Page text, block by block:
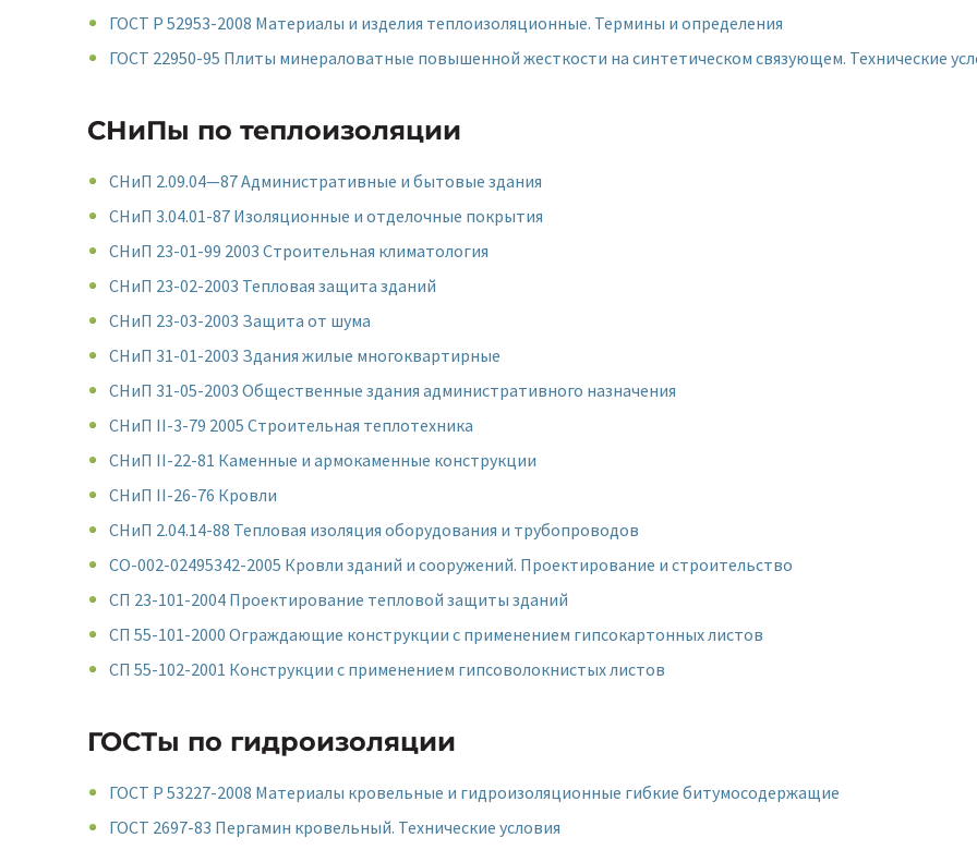
ГОСТ Р 52953-2008 Материалы и изделия теплоизоляционные. Термины и определения
ГОСТ 22950-95 Плиты минераловатные повышенной жесткости на синтетическом связующем. Технические
СНиПы по теплоизоляции
СНиП 2.09.04—87 Административные и бытовые здания
СНиП 3.04.01-87 Изоляционные и отделочные покрытия
СНиП 23-01-99 2003 Строительная климатология
СНиП 23-02-2003 Тепловая защита зданий
СНиП 23-03-2003 Защита от шума
СНиП 31-01-2003 Здания жилые многоквартирные
СНиП 31-05-2003 Общественные здания административного назначения
СНиП II-3-79 2005 Строительная теплотехника
СНиП II-22-81 Каменные и армокаменные конструкции
СНиП II-26-76 Кровли
СНиП 2.04.14-88 Тепловая изоляция оборудования и трубопроводов
СО-002-02495342-2005 Кровли зданий и сооружений. Проектирование и строительство
СП 23-101-2004 Проектирование тепловой защиты зданий
СП 55-101-2000 Ограждающие конструкции с применением гипсокартонных листов
СП 55-102-2001 Конструкции с применением гипсоволокнистых листов
ГОСТы по гидроизоляции
ГОСТ Р 53227-2008 Материалы кровельные и гидроизоляционные гибкие битумосодержащие
ГОСТ 2697-83 Пергамин кровельный. Технические условия